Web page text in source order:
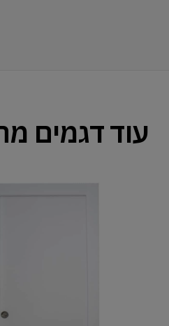
עוד דגמים